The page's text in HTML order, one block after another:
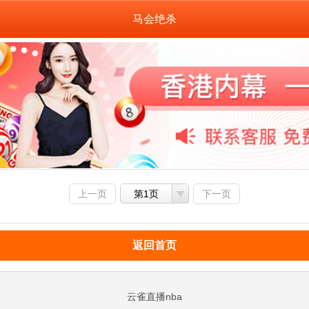
马会绝杀
上一页 第1页 下一页
返回首页
云雀直播nba